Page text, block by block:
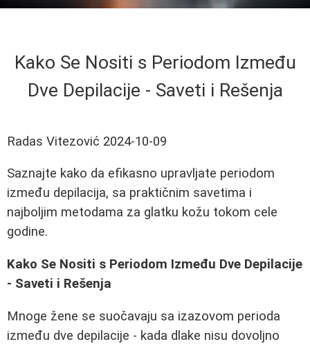
Kako Se Nositi s Periodom Između
Dve Depilacije - Saveti i Rešenja
Radas Vitezović 2024-10-09
Saznajte kako da efikasno upravljate periodom
između depilacija, sa praktičnim savetima i
najboljim metodama za glatku kožu tokom cele
godine.
Kako Se Nositi s Periodom Između Dve Depilacije
- Saveti i Rešenja
Mnoge žene se suočavaju sa izazovom perioda
između dve depilacije - kada dlake nisu dovoljno